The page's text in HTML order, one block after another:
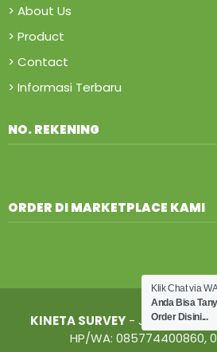
> About Us
> Product
> Contact
> Informasi Terbaru
NO. REKENING
ORDER DI MARKETPLACE KAMI
KINETA SURVEY- Jual -
HP/WA: 085774400860,
Klik Chat via
Anda Bisa
Order Disini...